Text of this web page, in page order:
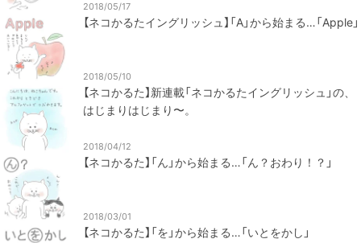
2018/05/17
【ネコかるたイングリッシュ】「A」から始まる…「Apple」
2018/05/10
【ネコかるた】新連載「ネコかるたイングリッシュ」の、
はじまりはじまり〜。
2018/04/12
【ネコかるた】「ん」から始まる…「ん？おわり！？」
2018/03/01
【ネコかるた】「を」から始まる…「いとをかし」